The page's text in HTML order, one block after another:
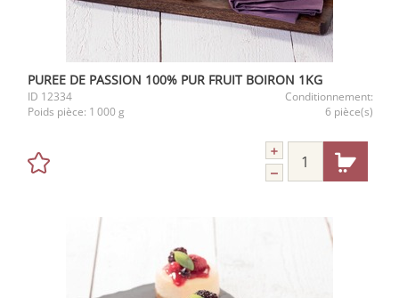
PUREE DE PASSION 100% PUR FRUIT BOIRON 1KG
ID 12334
Conditionnement:
Poids pièce: 1 000 g 6 pièce(s)